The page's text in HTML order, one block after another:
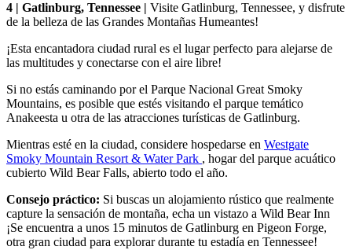
4 | Gatlinburg, Tennessee | Visite Gatlinburg, Tennessee, y disfrute
de la belleza de las Grandes Montañas Humeantes!
¡Esta encantadora ciudad rural es el lugar perfecto para alejarse de
las multitudes y conectarse con el aire libre!
Si no estás caminando por el Parque Nacional Great Smoky
Mountains, es posible que estés visitando el parque temático
Anakeesta u otra de las atracciones turísticas de Gatlinburg.
Mientras esté en la ciudad, considere hospedarse en Westgate
Smoky Mountain Resort & Water Park , hogar del parque acuático
cubierto Wild Bear Falls, abierto todo el año.
Consejo práctico: Si buscas un alojamiento rústico que realmente
capture la sensación de montaña, echa un vistazo a Wild Bear Inn
¡Se encuentra a unos 15 minutos de Gatlinburg en Pigeon Forge,
otra gran ciudad para explorar durante tu estadía en Tennessee!